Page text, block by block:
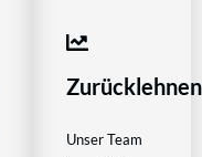
Zurücklehnen
Unser Team